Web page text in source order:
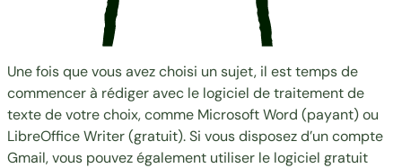
Une fois que vous avez choisi un sujet, il est temps de
commencer à rédiger avec le logiciel de traitement de
texte de votre choix, comme Microsoft Word (payant) ou
LibreOffice Writer(gratuit). Si vous disposez d’un compte
Gmail, vous pouvez également utiliser le logiciel gratuit